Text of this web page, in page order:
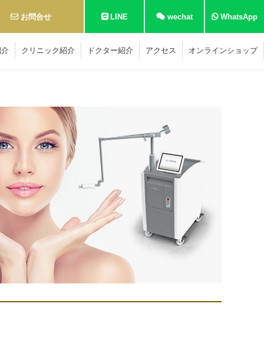
お問合せ LINE wechat WhatsApp
クリニック紹介 ドクター紹介 アクセス オンラインショップ